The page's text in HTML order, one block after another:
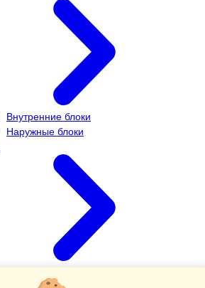
Внутренние блоки
Наружные блоки